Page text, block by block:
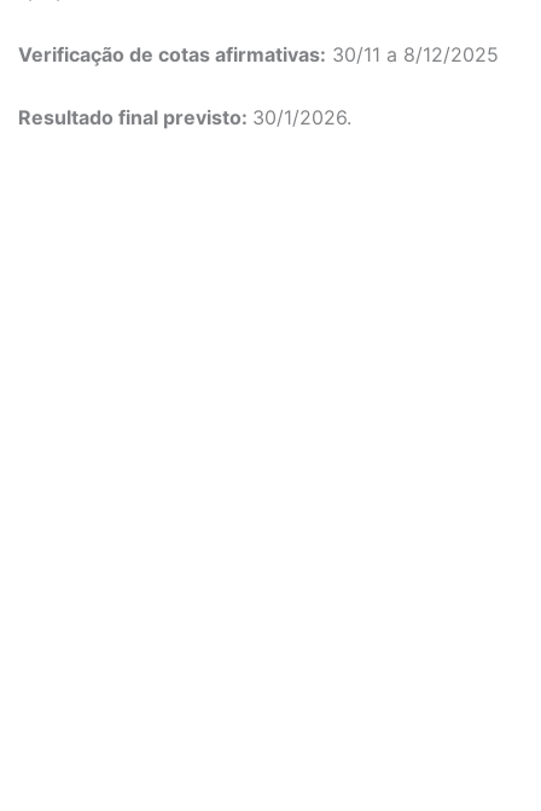
Verificação de cotas afirmativas: 30/11 a 8/12/2025
Resultado final previsto: 30/1/2026.